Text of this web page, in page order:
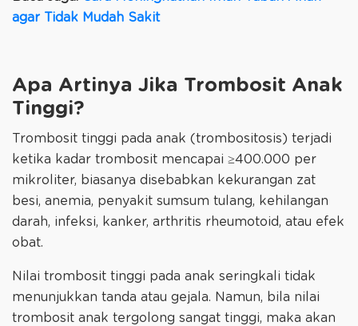
agar Tidak Mudah Sakit
Apa Artinya Jika Trombosit Anak
Tinggi?
Trombosit tinggi pada anak (trombositosis) terjadi
ketika kadar trombosit mencapai ≥400.000 per
mikroliter, biasanya disebabkan kekurangan zat
besi, anemia, penyakit sumsum tulang, kehilangan
darah, infeksi, kanker, arthritis rheumotoid, atau efek
obat.
Nilai trombosit tinggi pada anak seringkali tidak
menunjukkan tanda atau gejala. Namun, bila nilai
trombosit anak tergolong sangat tinggi, maka akan